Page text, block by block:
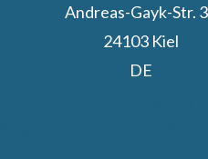
Andreas-Gayk-Str.
24103 Kiel
DE